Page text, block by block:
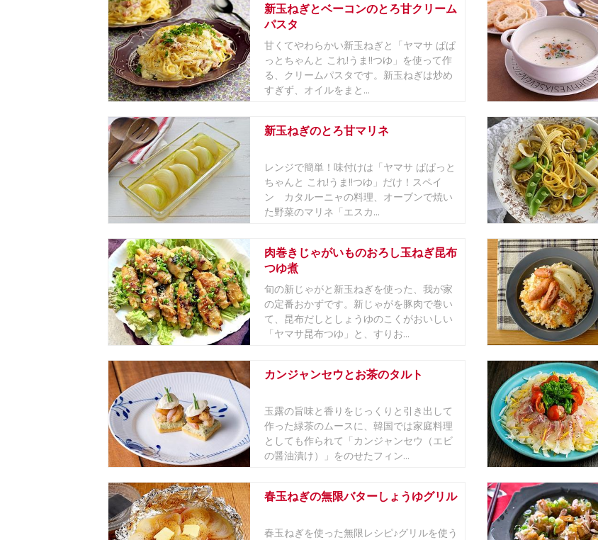
新玉ねぎとベーコンのとろ甘クリーム
パスタ
甘くてやわらかい新玉ねぎと「ヤマサ ぱぱ
っとちゃんと これ!うま!!つゆ」を使って作
る、クリームパスタです。新玉ねぎは炒め
すぎず、オイルをまと...
新玉ねぎのとろ甘マリネ
レンジで簡単！味付けは「ヤマサ ぱぱっと
ちゃんと これ!うま!!つゆ」だけ！スペイ
ン カタルーニャの料理、オーブンで焼い
た野菜のマリネ「エスカ...
肉巻きじゃがいものおろし玉ねぎ昆布
つゆ煮
旬の新じゃがと新玉ねぎを使った、我が家
の定番おかずです。新じゃがを豚肉で巻い
て、昆布だしとしょうゆのこくがおいしい
「ヤマサ昆布つゆ」と、すりお...
カンジャンセウとお茶のタルト
玉露の旨味と香りをじっくりと引き出して
作った緑茶のムースに、韓国では家庭料理
としても作られて「カンジャンセウ（エビ
の醤油漬け）」をのせたフィン...
春玉ねぎの無限バターしょうゆグリル
春玉ねぎを使った無限レシピ♪グリルを使う